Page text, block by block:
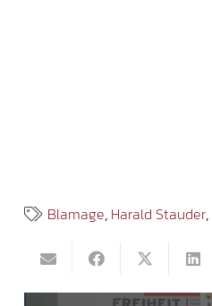
Blamage, Harald Stauder,